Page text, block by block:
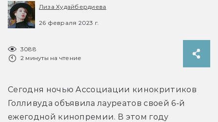
Лиза Худайбердиева
26 февраля 2023 г.
3088
2 минуты на чтение
Сегодня ночью Ассоциации кинокритиков
Голливуда объявила лауреатов своей 6-й
ежегодной кинопремии. В этом году